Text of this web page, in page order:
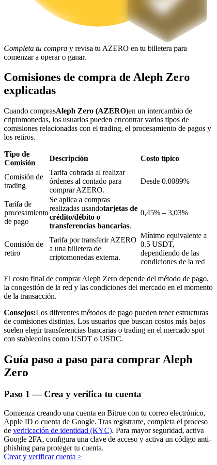
Inversiones exclusivas para titulares de BTR
Préstamos
Servicio de préstamos respaldado por criptomonedas
Obtenga ganancias a largo plazo e intereses flexibles
Bitrue
AI
Completa tu compra y revisa tu AZERO en tu billetera para
comenzar a operar o ganar.
Comisiones de compra de Aleph Zero
explicadas
Cuando comprasAleph Zero (AZERO)en un intercambio de
criptomonedas, los usuarios pueden encontrar varios tipos de
comisiones relacionadas con el trading, el procesamiento de pagos y
los retiros.
Tipo de
Comisión
Descripción Costo típico
Comisión de
trading
Tarifa cobrada al realizar
órdenes al contado para
comprar AZERO.
Desde 0.0089%
Tarifa de
procesamiento
de pago
Se aplica a compras
realizadas usandotarjetas de
crédito/débito o
transferencias bancarias.
0,45% – 3,03%
Comisión de
retiro
Tarifa por transferir AZERO
a una billetera de
criptomonedas externa.
Mínimo equivalente a
0.5 USDT,
dependiendo de las
condiciones de la red
El costo final de comprar Aleph Zero depende del método de pago,
la congestión de la red y las condiciones del mercado en el momento
de la transacción.
Consejos:Los diferentes métodos de pago pueden tener estructuras
de comisiones distintas. Los usuarios que buscan costos más bajos
suelen elegir transferencias bancarias o trading en el mercado spot
con stablecoins como USDT o USDC.
Guía paso a paso para comprar Aleph
Zero
Paso 1 — Crea y verifica tu cuenta
Comienza creando una cuenta en Bitrue con tu correo electrónico,
Apple ID o cuenta de Google. Tras registrarte, completa el proceso
de verificación de identidad (KYC). Para mayor seguridad, activa
Google 2FA, configura una clave de acceso y activa un código anti-
phishing para proteger tu cuenta.
Crear y verificar cuenta >